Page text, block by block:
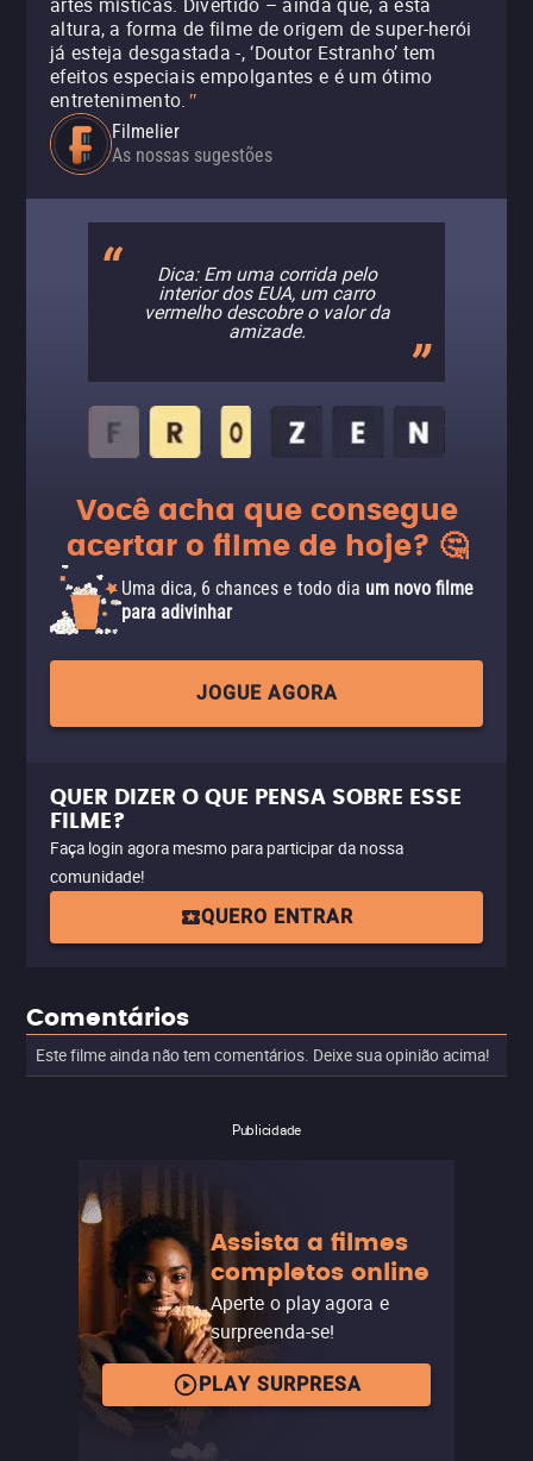
altura, a forma de filme de origem de super-herói
já esteja desgastada -, ‘Doutor Estranho’ tem
efeitos especiais empolgantes e é um ótimo
entretenimento. "
Filmelier
As nossas sugestões
Dica: Em uma corrida pelo
interior dos EUA, um carro
vermelho descobre o valor da
amizade.
Você acha que consegue
acertar o filme de hoje? 🤔
Uma dica, 6 chances e todo dia um novo filme
para adivinhar
JOGUE AGORA
QUER DIZER O QUE PENSA SOBRE ESSE
FILME?
Faça login agora mesmo para participar da nossa
comunidade!
QUERO ENTRAR
Comentários
Este filme ainda não tem comentários. Deixe sua opinião acima!
Publicidade
Assista a filmes
completos online
Aperte o play agora e
surpreenda-se!
PLAY SURPRESA